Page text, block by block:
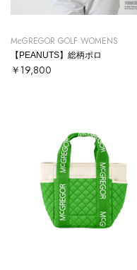
McGREGOR GOLF WOMENS
【PEANUTS】総柄ポロ
￥19,800